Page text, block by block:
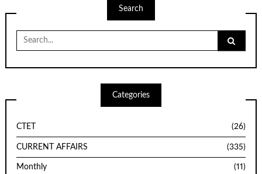
Search
Search
for:
Categories
CTET (26)
CURRENT AFFAIRS (335)
Monthly (11)